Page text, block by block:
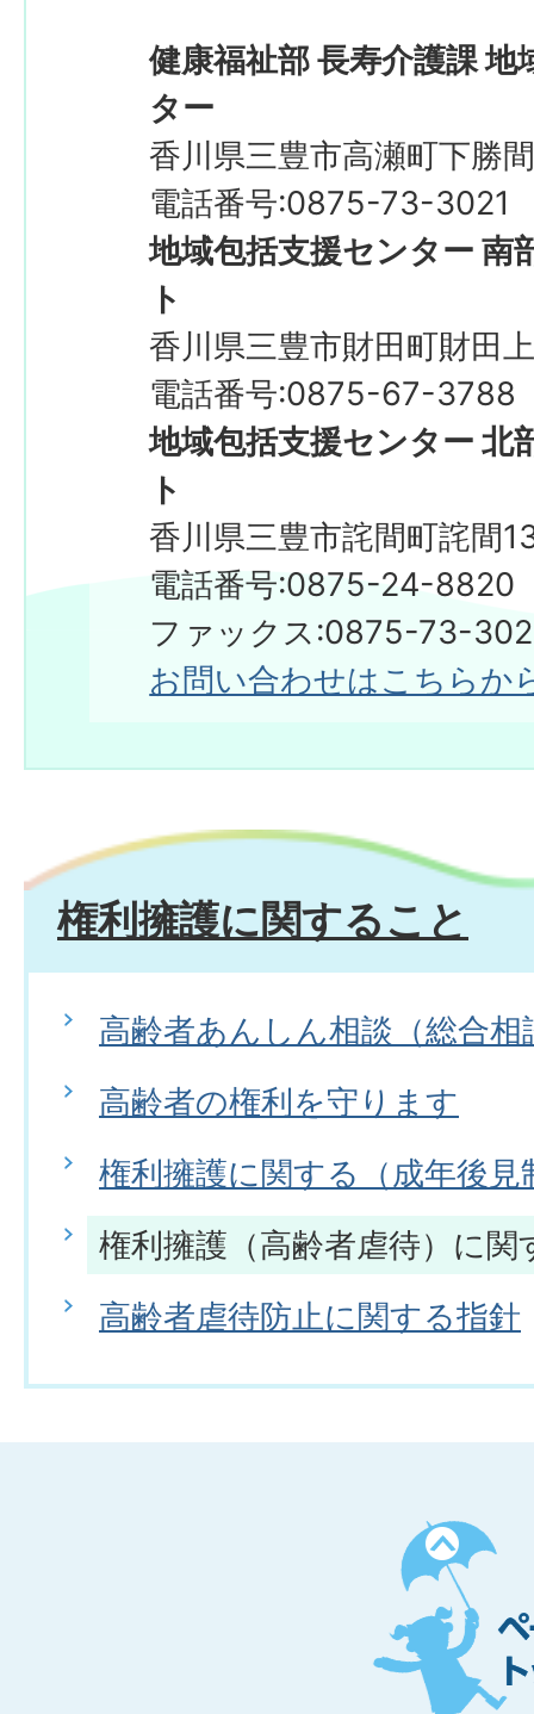
健康福祉部 長寿介護課 地
ター
香川県三豊市高瀬町下勝
電話番号:0875-73-3021
地域包括支援センター 南
ト
香川県三豊市財田町財田
電話番号:0875-67-3788
地域包括支援センター 北
ト
香川県三豊市詫間町詫間
電話番号:0875-24-8820
ファックス:0875-73-
お問い合わせはこちらか
権利擁護に関すること
高齢者あんしん相談（総合相
高齢者の権利を守ります
権利擁護に関する（成年後
権利擁護（高齢者虐待）に関
高齢者虐待防止に関する指針
ペ
ー
ジ
ト